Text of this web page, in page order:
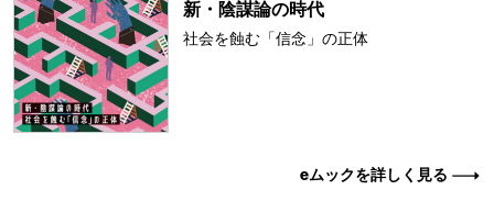
新・陰謀論の時代
社会を蝕む「信念」の正体
eムックを詳しく見る